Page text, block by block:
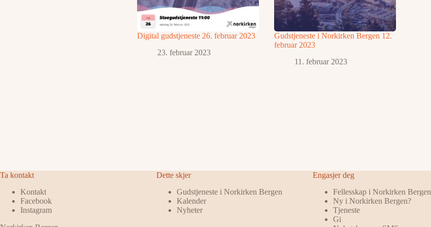
Digital gudstjeneste 26. februar 2023
23. februar 2023
Gudstjeneste i Norkirken Bergen 12.
februar 2023
11. februar 2023
Ta kontakt
Kontakt
Facebook
Instagram
Dette skjer
Gudstjeneste i Norkirken Bergen
Kalender
Nyheter
Engasjer deg
Fellesskap i Norkirken Bergen
Ny i Norkirken Bergen?
Tjeneste
Gi